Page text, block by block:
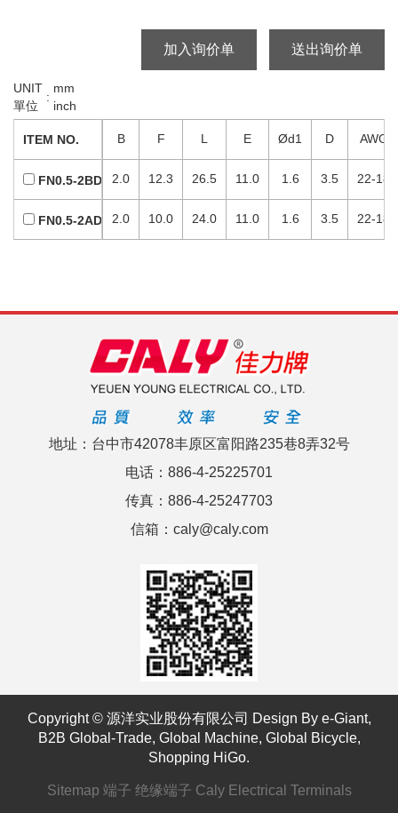
加入询价单 送出询价单
UNIT
:
mm
單位
inch
B F L E Ød1 D AWG
2.0 12.3 26.5 11.0 1.6 3.5 22-18
2.0 10.0 24.0 11.0 1.6 3.5 22-18
ITEM NO.
FN0.5-2BD
FN0.5-2AD
地址：台中市42078丰原区富阳路235巷8弄32号
电话：886-4-25225701
传真：886-4-25247703
信箱：caly@caly.com
Copyright © 源洋实业股份有限公司 Design By e-Giant,
B2B Global-Trade, Global Machine, Global Bicycle,
Shopping HiGo.
Sitemap 端子 绝缘端子 Caly Electrical Terminals